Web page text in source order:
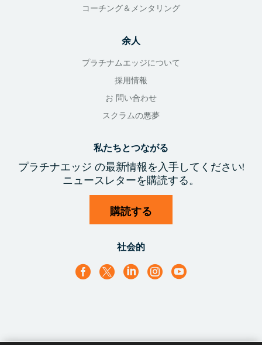
コーチング＆メンタリング
余人
プラチナムエッジについて
採用情報
お 問い合わせ
スクラムの悪夢
私たちとつながる
プラチナエッジ の最新情報を入手してください!
ニュースレターを購読する。
購読する
社会的